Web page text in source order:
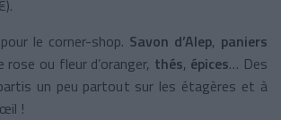
le corner-shop. Savon d’Alep, paniers
rose ou fleur d’oranger, thés, épices… Des
un peu partout sur les étagères et à
!